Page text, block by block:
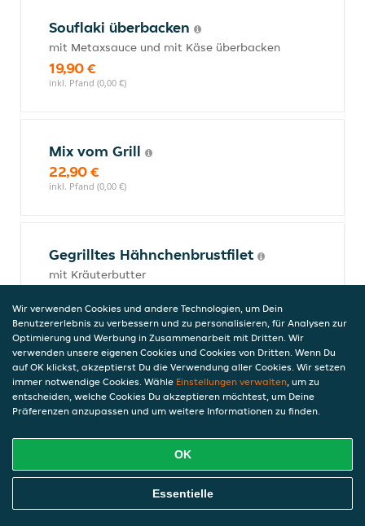
Souflaki überbacken
mit Metaxsauce und mit Käse überbacken
19,90 €
inkl. Pfand (0,00 €)
Mix vom Grill
22,90 €
inkl. Pfand (0,00 €)
Gegrilltes Hähnchenbrustfilet
mit Kräuterbutter
inkl. Pfand (0,00 €)
Suzuki überbacken
mit Metaxsauce und mit Käse überbacken
19,90 €
Bifteki überbacken
Online Essen Bestellen
Wir verwenden Cookies und andere Technologien, um Dein
Benutzererlebnis zu verbessern und zu personalisieren, für Analysen zur
Optimierung und Werbung in Zusammenarbeit mit Dritten. Wir
verwenden unsere eigenen Cookies und Cookies von Dritten. Wenn Du
auf OK klickst, akzeptierst Du die Verwendung aller Cookies. Wir setzen
immer notwendige Cookies. Wähle Einstellungen verwalten, um zu
entscheiden, welche Cookies Du akzeptieren möchtest, um Deine
Präferenzen anzupassen und um weitere Informationen zu finden.
OK
Essentielle